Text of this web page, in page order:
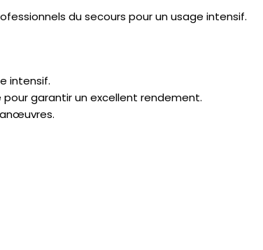
du secours pour un usage intensif.
intensif.
garantir un excellent rendement.